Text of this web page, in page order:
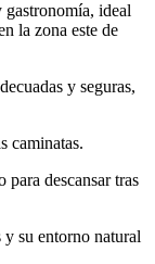
gastronomía, ideal
la zona este de
y seguras,
caminatas.
para descansar tras
su entorno natural